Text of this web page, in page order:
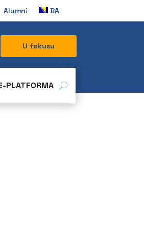
Alumni BA
U fokusu
PLATFORMA